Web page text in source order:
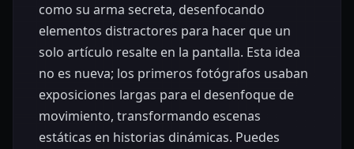
como su arma secreta, desenfocando
elementos distractores para hacer que un
solo artículo resalte en la pantalla. Esta idea
no es nueva; los primeros fotógrafos usaban
exposiciones largas para el desenfoque de
movimiento, transformando escenas
estáticas en historias dinámicas. Puedes